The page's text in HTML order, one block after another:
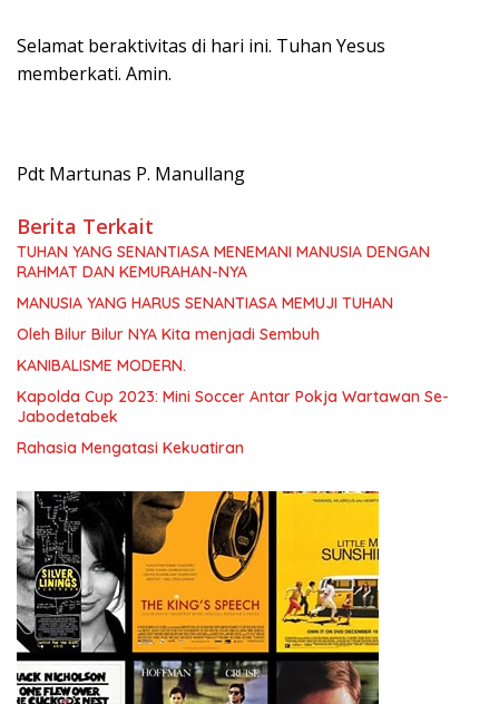
Selamat beraktivitas di hari ini. Tuhan Yesus
memberkati. Amin.
Pdt Martunas P. Manullang
Berita Terkait
TUHAN YANG SENANTIASA MENEMANI MANUSIA DENGAN
RAHMAT DAN KEMURAHAN-NYA
MANUSIA YANG HARUS SENANTIASA MEMUJI TUHAN
Oleh Bilur Bilur NYA Kita menjadi Sembuh
KANIBALISME MODERN.
Kapolda Cup 2023: Mini Soccer Antar Pokja Wartawan Se-
Jabodetabek
Rahasia Mengatasi Kekuatiran